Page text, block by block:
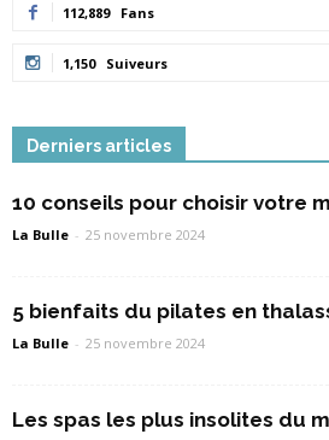
112,889 Fans
1,150 Suiveurs
Derniers articles
10 conseils pour choisir votre
La Bulle - 25 novembre 2024
5 bienfaits du pilates en
La Bulle - 25 novembre 2024
Les spas les plus insolites du